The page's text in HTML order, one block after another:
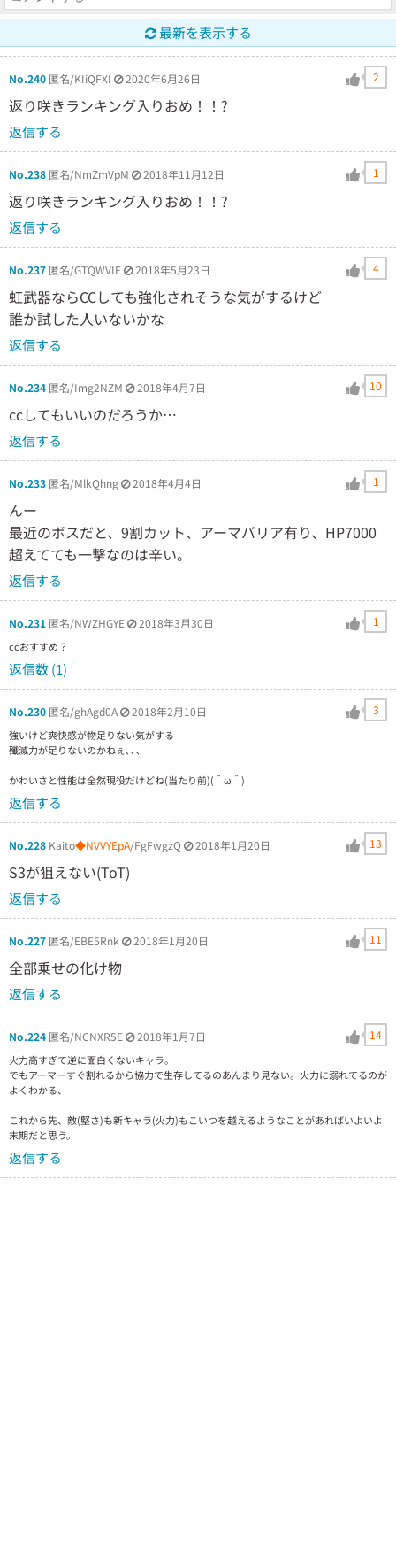
最新を表示する
No.240 匿名/KIiQFXI 2020年6月26日 2
返り咲きランキング入りおめ！！?
返信する
No.238 匿名/NmZmVpM 2018年11月12日 1
返り咲きランキング入りおめ！！?
返信する
No.237 匿名/GTQWVIE 2018年5月23日 4
虹武器ならCCしても強化されそうな気がするけど
誰か試した人いないかな
返信する
No.234 匿名/Img2NZM 2018年4月7日 10
ccしてもいいのだろうか…
返信する
No.233 匿名/MlkQhng 2018年4月4日 1
んー
最近のボスだと、9割カット、アーマバリア有り、HP7000
超えてても一撃なのは辛い。
返信する
No.231 匿名/NWZHGYE 2018年3月30日 1
ccおすすめ？
返信数 (1)
No.230 匿名/ghAgd0A 2018年2月10日 3
強いけど爽快感が物足りない気がする
殲滅力が足りないのかねぇ､､､
かわいさと性能は全然現役だけどね(当たり前)(＾ω＾)
返信する
No.228 Kaito◆NVVYEpA/FgFwgzQ 2018年1月20日 13
S3が狙えない(ToT)
返信する
No.227 匿名/EBE5Rnk 2018年1月20日 11
全部乗せの化け物
返信する
No.224 匿名/NCNXR5E 2018年1月7日 14
火力高すぎて逆に面白くないキャラ。
でもアーマーすぐ割れるから協力で生存してるのあんまり見ない。火力に溺れてるのが
よくわかる、
これから先、敵(堅さ)も新キャラ(火力)もこいつを越えるようなことがあればいよいよ
末期だと思う。
返信する